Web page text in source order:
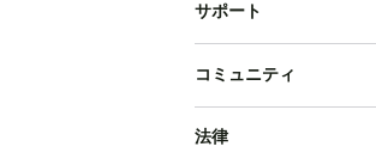
サポート
コミュニティ
法律